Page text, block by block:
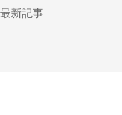
最新記事